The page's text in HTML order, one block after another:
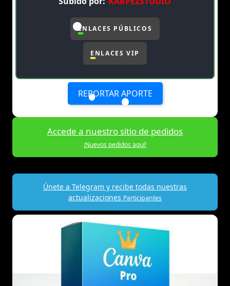
ENLACES PÚBLICOS
ENLACES VIP
REPORTAR APORTE
Accede a nuestro sitio de pedidos
¡Nuevos pedidos aquí!
Únete a Telegram y recibe todas nuestras
actualizaciones Participantes